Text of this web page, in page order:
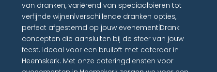
van dranken, variërend van speciaalbieren tot
verfijnde wijnen|verschillende dranken opties,
perfect afgestemd op jouw evenement|Drank
concepten die aansluiten bij de sfeer van jouw
feest. Ideaal voor een bruiloft met cateraar in
Heemskerk. Met onze cateringdiensten voor